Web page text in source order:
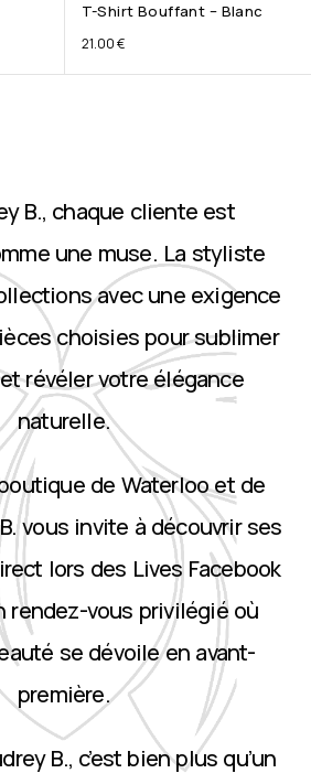
T-Shirt Bouffant – Blanc
21.00€
B., chaque cliente est
une muse. La styliste
avec une exigence
choisies pour sublimer
révéler votre élégance
naturelle.
de Waterloo et de
vous invite à découvrir ses
lors des Lives Facebook
rendez-vous privilégié où
se dévoile en avant-
première.
B., c’est bien plus qu’un